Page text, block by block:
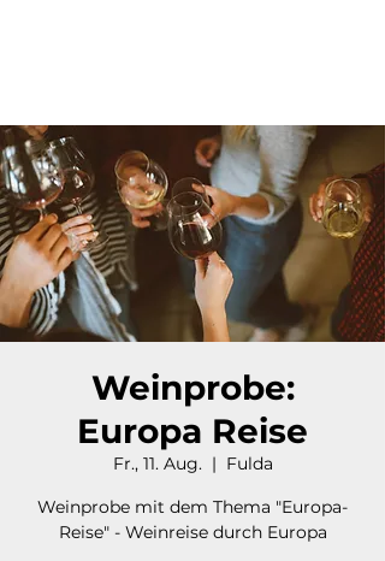
Weinprobe:
Europa Reise
Fr., 11. Aug.
  |
Fulda
Weinprobe mit dem Thema "Europa-
Reise" - Weinreise durch Europa